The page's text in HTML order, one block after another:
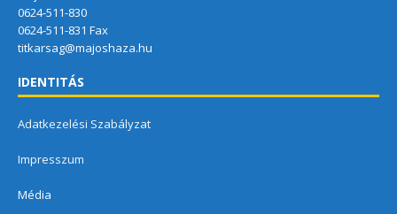
0624-511-830
0624-511-831 Fax
titkarsag@majoshaza.hu
IDENTITÁS
Adatkezelési Szabályzat
Impresszum
Média